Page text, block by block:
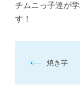
チムニっ子達が
す！
投
⟵ 焼き芋